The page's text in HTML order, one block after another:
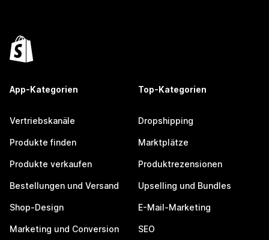
App-Kategorien
Vertriebskanäle
Produkte finden
Produkte verkaufen
Bestellungen und Versand
Shop-Design
Marketing und Conversion
Top-Kategorien
Dropshipping
Marktplätze
Produktrezensionen
Upselling und Bundles
E-Mail-Marketing
SEO